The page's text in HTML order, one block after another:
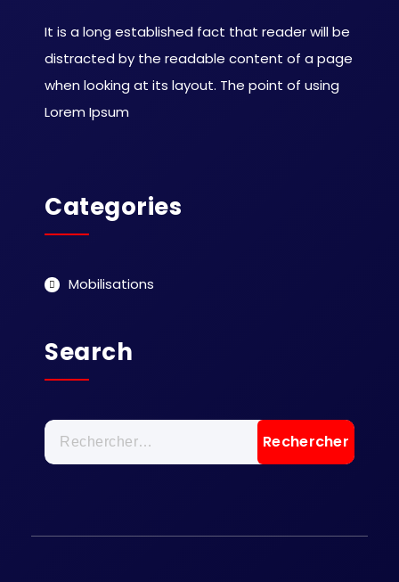
It is a long established fact that reader will be
distracted by the readable content of a page
when looking at its layout. The point of using
Lorem Ipsum
Categories
Mobilisations
Search
Rechercher :